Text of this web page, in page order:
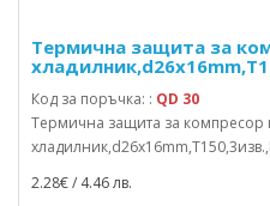
Термична защита за
Код за поръчка: : QD 30
Термична защита за компресор
2.28€ / 4.46 лв.